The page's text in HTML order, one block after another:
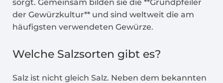
sorgt. Gemeinsam bilden sie die **Grundpfeiler
der Gewürzkultur** und sind weltweit die am
häufigsten verwendeten Gewürze.
Welche Salzsorten gibt es?
Salz ist nicht gleich Salz. Neben dem bekannten